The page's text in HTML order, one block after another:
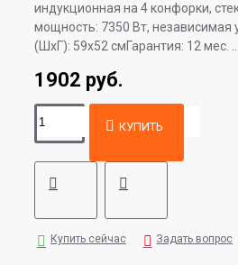
индукционная на 4 конфорки,
мощность: 7350 Вт, независимая
(ШхГ): 59x52 смГарантия: 12 мес. ..
1902 руб.
КУПИТЬ
Купить сейчас Задать вопрос